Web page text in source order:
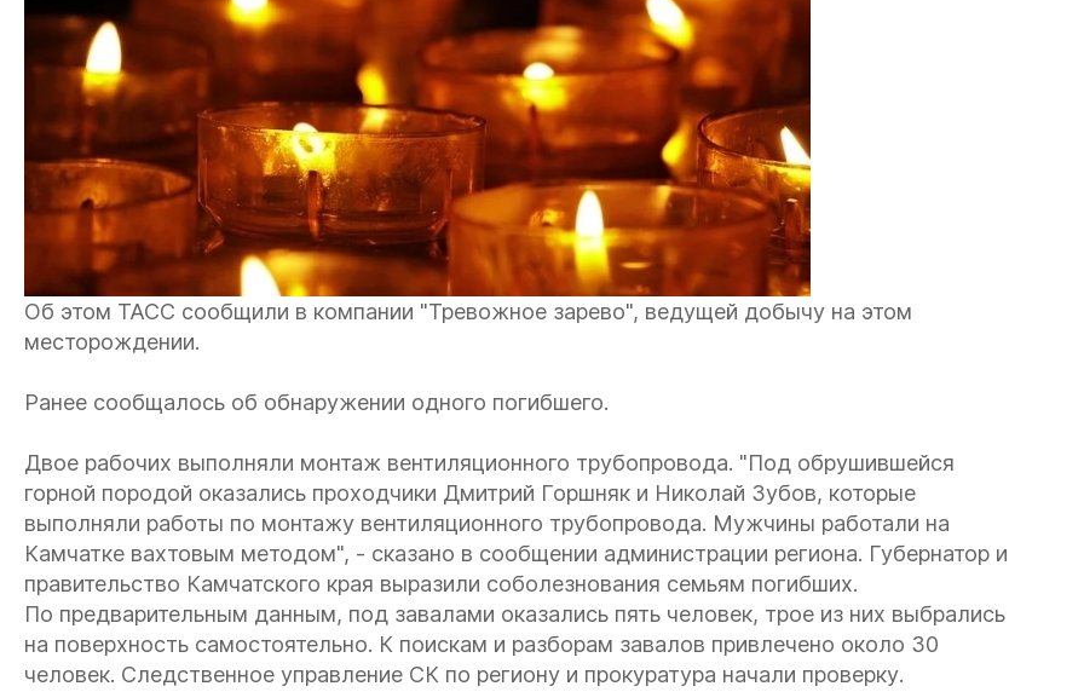
Об этом ТАСС сообщили в компании "Тревожное зарево", ведущей добычу на этом
месторождении.
Ранее сообщалось об обнаружении одного погибшего.
Двое рабочих выполняли монтаж вентиляционного трубопровода. "Под обрушившейся
горной породой оказались проходчики Дмитрий Горшняк и Николай Зубов, которые
выполняли работы по монтажу вентиляционного трубопровода. Мужчины работали на
Камчатке вахтовым методом", - сказано в сообщении администрации региона. Губернатор и
правительство Камчатского края выразили соболезнования семьям погибших.
По предварительным данным, под завалами оказались пять человек, трое из них выбрались
на поверхность самостоятельно. К поискам и разборам завалов привлечено около 30
человек. Следственное управление СК по региону и прокуратура начали проверку.